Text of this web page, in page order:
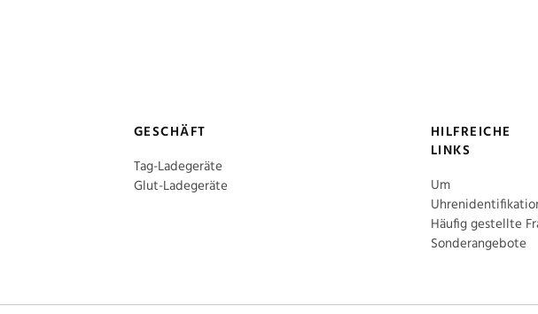
GESCHÄFT
Tag-Ladegeräte
Glut-Ladegeräte
HILFREICHE
LINKS
Um
Häufig gestellte
Sonderangebote